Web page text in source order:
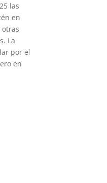
las
en
La
por el
en